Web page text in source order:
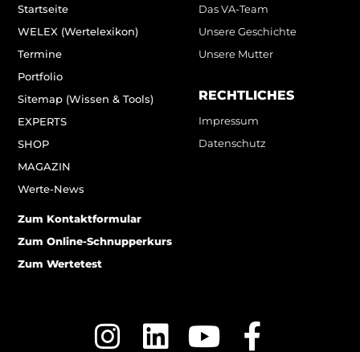
Startseite
WELEX (Wertelexikon)
Termine
Portfolio
Sitemap (Wissen & Tools)
EXPERTS
SHOP
MAGAZIN
Werte-News
Zum Kontaktformular
Zum Online-Schnupperkurs
Zum Wertetest
Das VA-Team
Unsere Geschichte
Unsere Mutter
RECHTLICHES
Impressum
Datenschutz